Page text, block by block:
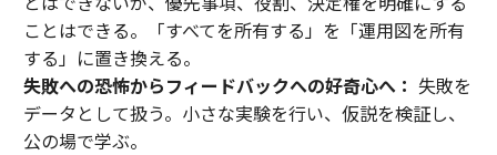
ことはできる。「すべてを所有する」を「運用図を所有
する」に置き換える。
失敗への恐怖からフィードバックへの好奇心へ： 失敗を
データとして扱う。小さな実験を行い、仮説を検証し、
公の場で学ぶ。